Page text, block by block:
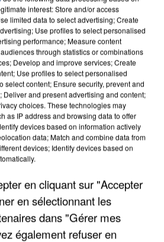
CANICULES, LES REFUGES
SONT...
interest: Store and/or access
limited data to select advertising; Create
Use profiles to select personalised
performance; Measure content
through statistics or combinations
Develop and improve services; Create
Use profiles to select personalised
select content; Ensure security, prevent and
Deliver and present advertising and content;
choices. These technologies may
as IP address and browsing data to offer
devices based on information actively
data; Match and combine data from
devices; Identify devices based on
en cliquant sur "Accepter
en sélectionnant les
dans "Gérer mes
également refuser en